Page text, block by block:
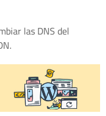
las DNS del